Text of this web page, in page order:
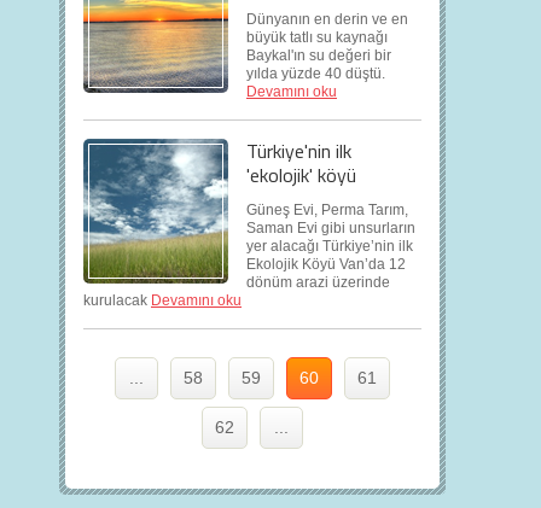
Dünyanın en derin ve en
büyük tatlı su kaynağı
Baykal'ın su değeri bir
yılda yüzde 40 düştü.
Devamını oku
Türkiye'nin ilk
'ekolojik' köyü
Güneş Evi, Perma Tarım,
Saman Evi gibi unsurların
yer alacağı Türkiye’nin ilk
Ekolojik Köyü Van’da 12
dönüm arazi üzerinde
kurulacak Devamını oku
58 59 60 61
62